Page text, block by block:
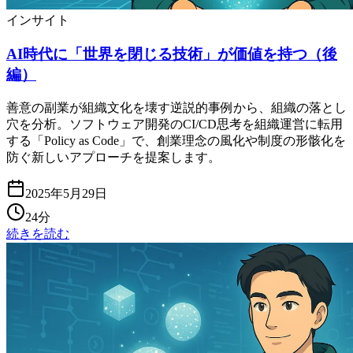
インサイト
AI時代に「世界を閉じる技術」が価値を持つ（後
編）
善意の副業が組織文化を壊す逆説的事例から、組織の落とし
穴を分析。ソフトウェア開発のCI/CD思考を組織運営に転用
する「Policy as Code」で、創業理念の風化や制度の形骸化を
防ぐ新しいアプローチを提案します。
2025年5月29日
24分
続きを読む